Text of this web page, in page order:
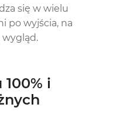
się w wielu
po wyjścia, na
wygląd.
i